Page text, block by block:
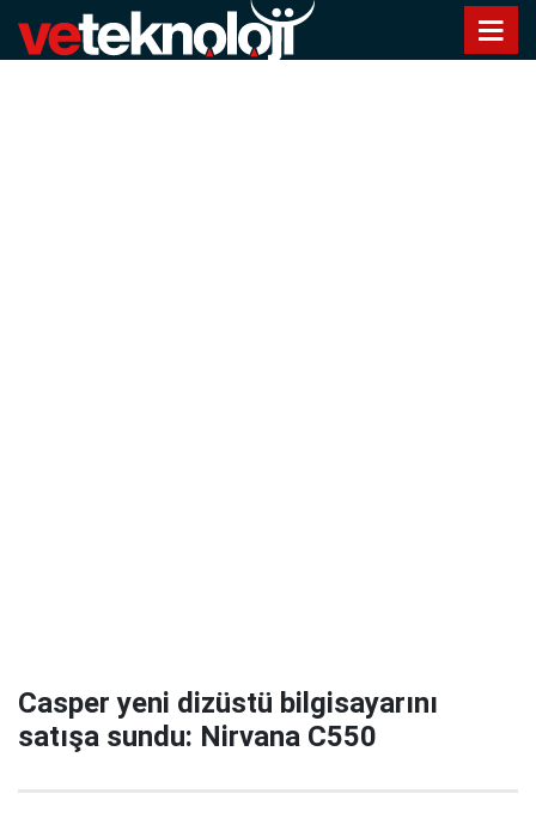
Casper yeni dizüstü bilgisayarını
satışa sundu: Nirvana C550